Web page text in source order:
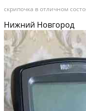
скрипочка в отличном
Нижний Новгород